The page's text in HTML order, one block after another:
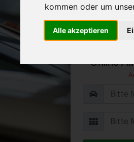
kommen oder um
Alle akzeptieren
Auto
Online